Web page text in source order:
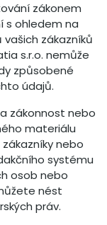
zákonem
s ohledem na
zákazníků
s.r.o. nemůže
způsobené
údajů.
zákonnost nebo
materiálu
nebo
systému
osob nebo
nést
práv.